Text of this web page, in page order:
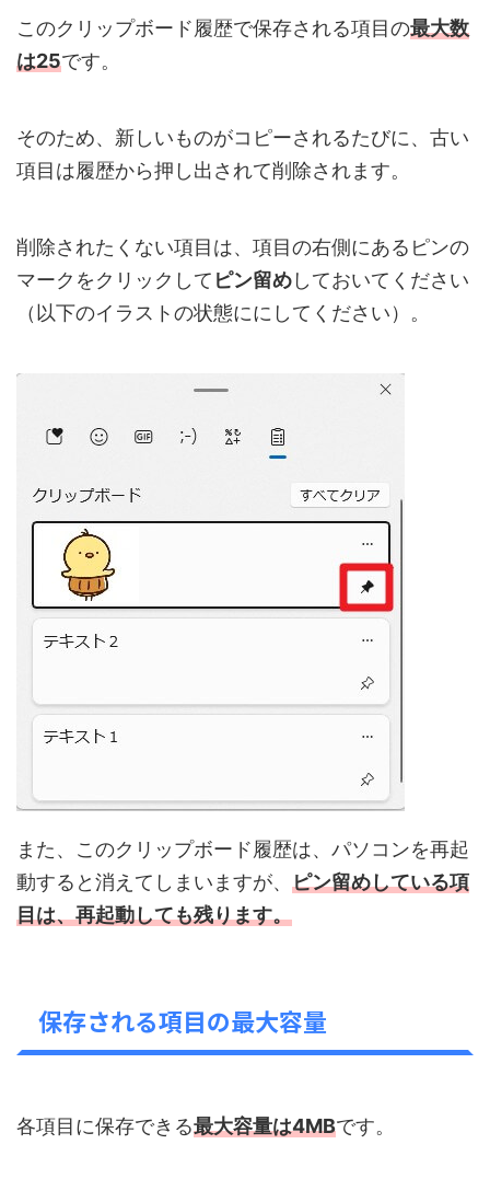
このクリップボード履歴で保存される項目の最大数
は25です。
そのため、新しいものがコピーされるたびに、古い
項目は履歴から押し出されて削除されます。
削除されたくない項目は、項目の右側にあるピンの
マークをクリックして ピン留めしておいてください
（以下のイラストの状態ににしてください）。
また、このクリップボード履歴は、パソコンを再起
動すると消えてしまいますが、 ピン留めしている項
目は、再起動しても残ります。
保存される項目の最大容量
各項目に保存できる最大容量は4MBです。